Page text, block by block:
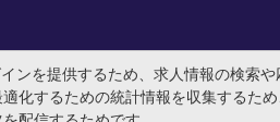
ンを提供するため、求人情報の検索
化するための統計情報を収集するた